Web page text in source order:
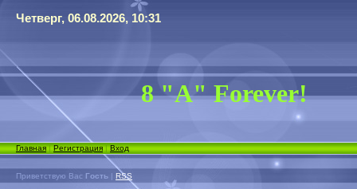
Четверг, 06.08.2026, 10:31
8 "А" Forever!
Главная|Регистрация|Вход
Приветствую Вас Гость | RSS